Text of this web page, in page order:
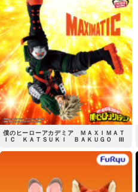
僕のヒーローアカデミア ＭＡＸＩＭＡＴ
ＩＣ ＫＡＴＳＵＫＩ ＢＡＫＵＧＯ Ⅲ